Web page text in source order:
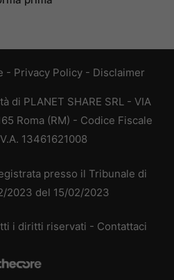
- Privacy Policy - Disclaimer
di PLANET SHARE SRL - VIA
Roma (RM) - Codice Fiscale
13461621008
presso il Tribunale di
2023 del 15/02/2023
i diritti riservati - Contattaci